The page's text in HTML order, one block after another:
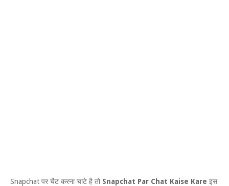
Snapchat पर चैट करना चाटे है तो Snapchat Par Chat Kaise Kare इस